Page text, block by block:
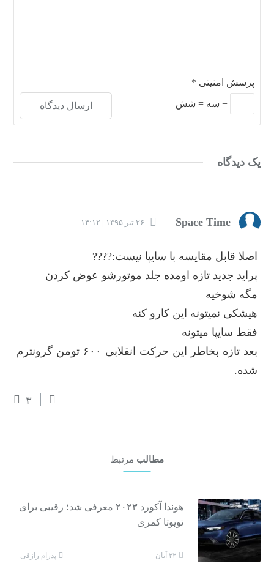
پرسش امنیتی *
− سه = شش
یک دیدگاه
Space Time ۲۶ تیر ۱۳۹۵ | ۱۴:۱۲
اصلا قابل مقایسه با سایپا نیست:????
پراید جدید تازه اومده جلد موتورشو عوض کردن
مگه شوخیه
هیشکی نمیتونه این کارو کنه
فقط سایپا میتونه
بعد تازه بخاطر این حرکت انقلابی ۶۰۰ تومن گرونترم
شده.
۳
مطالب مرتبط
هوندا آکورد ۲۰۲۳ معرفی شد؛ رقیبی برای
تویوتا کمری
۲۲ آبان پدرام رازقی